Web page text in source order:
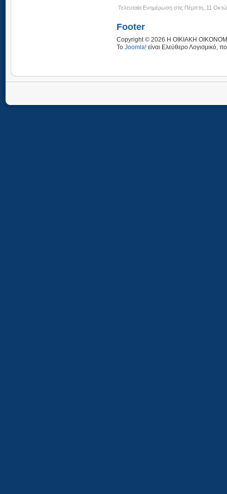
Τελευταία Ενημέρωση στις Πέμπτη, 11
Footer
Copyright © 2026 Η ΟΙΚΙΑΚΗ
Το Joomla! είναι Ελεύθερο Λογισμικό,